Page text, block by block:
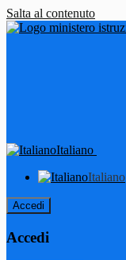
Salta al contenuto
Italiano
Italiano
Accedi
Accedi